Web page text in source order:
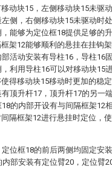
动块15，左侧移动块15未驱
侧，右侧移动块15未驱动时
能够为定位框18提供足够的
架12能够顺利的悬挂在挂钩
活动安装有导柱16，导柱16
利用导柱16可以对移动块15
得移动块15移动时更加的稳
顶升杆17，顶升杆17的另一
的内部开设有与间隔框架12
隔框架12进行悬挂时定位，
位框18的前后两侧均固定安
部安装有定位臂20，定位臂